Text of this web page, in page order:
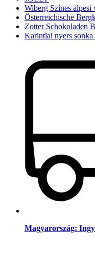
Wiberg Színes alpesi
Österreichische
Zotter Schokoladen
Karintiai nyers
Magyarország: